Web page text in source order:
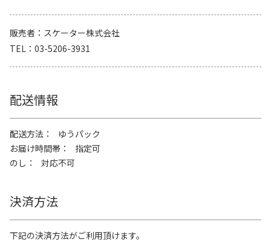
販売者
スケーター株式会社
TEL
03-5206-3931
配送情報
配送方法
ゆうパック
お届け時間帯
指定可
のし
対応不可
決済方法
下記の決済方法がご利用頂けます。